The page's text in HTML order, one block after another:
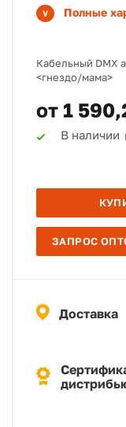
Полные
Кабельный DMX
<гнездо/мама>
от 1
В наличии
ЗАПРОС
Доставка